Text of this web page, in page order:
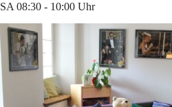
SA 08:30 - 10:00 Uhr